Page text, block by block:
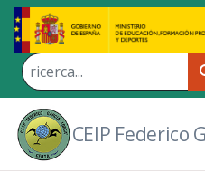
Skip to Main Content
CEIP Federico